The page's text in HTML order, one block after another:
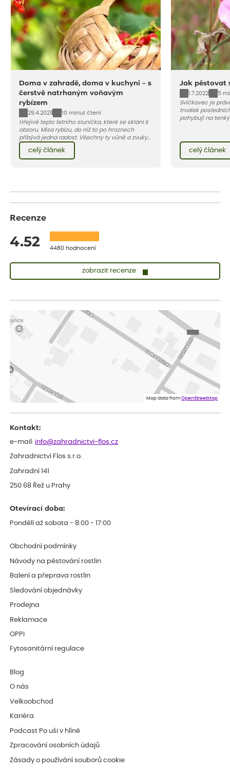
Doma v zahradě, doma v kuchyni – s
čerstvě natrhaným voňavým
rybízem
29.4.2021
10 minut čtení
Hřejivé teplo letního sluníčka, které se sklání k
obzoru. Mísa rybízu, do níž to po hroznech
přibývá jedna radost. Všechny ty vůně a zvuky
červencové zahrady. Sklizeň rybízu do kuchyně
vnese neuvěřitelný klid a radost. A taky trochu
bezstarostnosti dětství při mlsání babiččina
celý článek
Jak pěstovat
1.7.2022
5
Svíčkovec je
trvalek
pohybují na
do podzimu.
růžových až
celý článek
Recenze
4.52 4480 hodnocení
zobrazit recenze
Doporučuji. Naprostá spokojenost.
Marcela
ověřený nákup
Jsem spokojená a budu vás doporučovat.
Vratislav
Spokojenost rostlina dorazila vpořádku
Map data fromOpenStreetMap
Kontakt:
e-mail: info@zahradnictvi-flos.cz
Zahradnictví Flos s.r.o.
Zahradní 141
250 68 Řež u Prahy
Otevírací doba:
Pondělí až sobota - 8:00 - 17:00
Obchodní podmínky
Návody na pěstování rostlin
Balení a přeprava rostlin
Sledování objednávky
Prodejna
Reklamace
OPPI
Fytosanitární regulace
Blog
O nás
Velkoobchod
Kariéra
Podcast Po uši v hlíně
Zpracování osobních údajů
Zásady o používání souborů cookie